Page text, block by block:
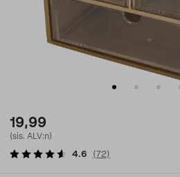
19,99
(sis. ALV:n)
4.6 (72)